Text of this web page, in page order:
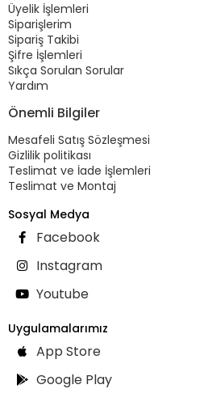
Üyelik İşlemleri
Siparişlerim
Sipariş Takibi
Şifre İşlemleri
Sıkça Sorulan Sorular
Yardım
Önemli Bilgiler
Mesafeli Satış Sözleşmesi
Gizlilik politikası
Teslimat ve İade İşlemleri
Teslimat ve Montaj
Sosyal Medya
Facebook
Instagram
Youtube
Uygulamalarımız
App Store
Google Play